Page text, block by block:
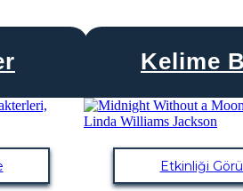
Kelime
Etkinliği